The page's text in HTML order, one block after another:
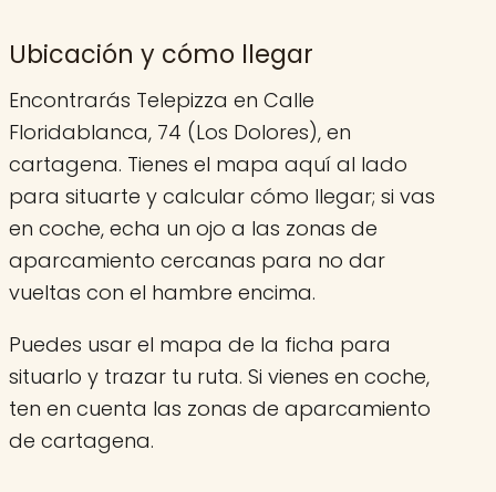
Ubicación y cómo llegar
Encontrarás Telepizza en Calle
Floridablanca, 74 (Los Dolores), en
cartagena. Tienes el mapa aquí al lado
para situarte y calcular cómo llegar; si vas
en coche, echa un ojo a las zonas de
aparcamiento cercanas para no dar
vueltas con el hambre encima.
Puedes usar el mapa de la ficha para
situarlo y trazar tu ruta. Si vienes en coche,
ten en cuenta las zonas de aparcamiento
de cartagena.